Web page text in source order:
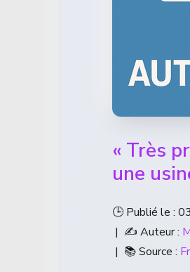
« Très
une
🕒 Publié le :
| ✍️ Auteur :
| 📚 Source :